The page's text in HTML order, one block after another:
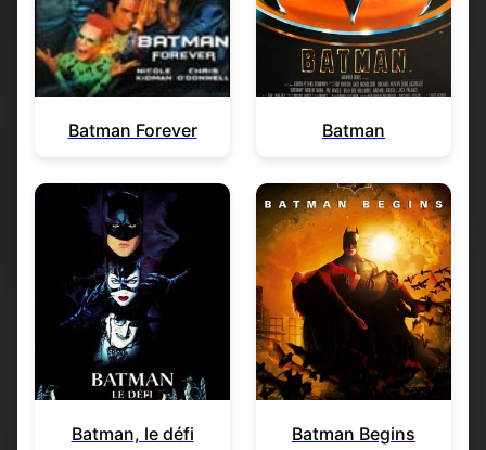
Batman Forever Batman
Batman, le défi Batman Begins